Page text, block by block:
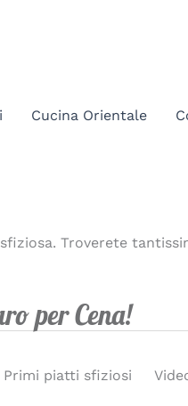
Cucina Orientale
Troverete
per Cena!
Primi piatti sfiziosi